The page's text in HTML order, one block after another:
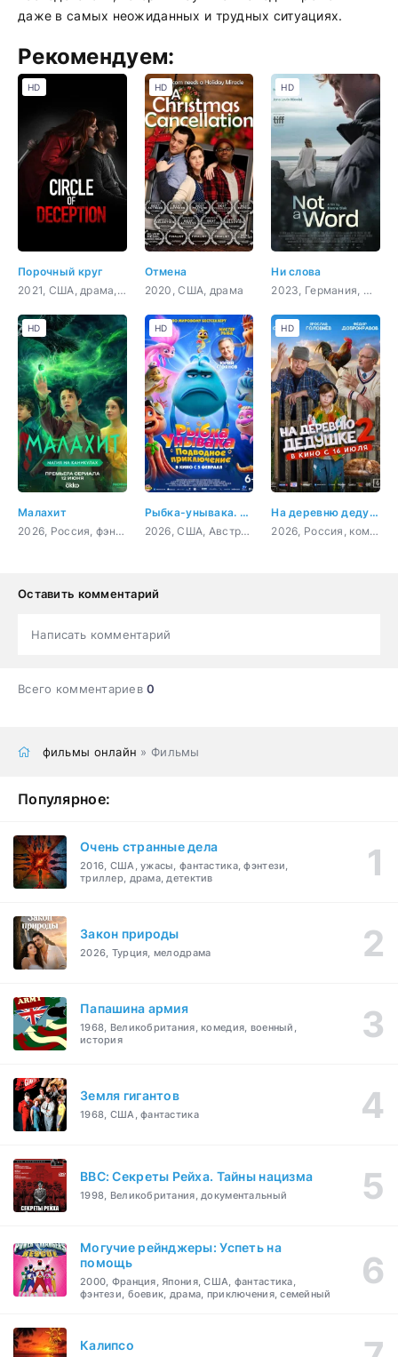
даже в самых неожиданных и трудных ситуациях.
Рекомендуем:
Порочный круг
2021, США, драма, криминал
HD
Отмена
2020, США, драма
HD
Ни слова
2023, Германия, Словения, Франция, драма
HD
Малахит
2026, Россия, фэнтези, приключения, семейный
HD
Рыбка-унывака. Подводное приключение
2026, США, Австралия, мультфильм, фэнтези, комедия, приключения, семейный
HD
На деревню дедушке 2
2026, Россия, комедия, семейный
HD
Оставить комментарий
Написать комментарий
Всего комментариев0
фильмы онлайн » Фильмы
Популярное:
Очень странные дела
2016, США, ужасы, фантастика, фэнтези,
триллер, драма, детектив
Закон природы
2026, Турция, мелодрама
Папашина армия
1968, Великобритания, комедия, военный,
история
Земля гигантов
1968, США, фантастика
BBC: Секреты Рейха. Тайны нацизма
1998, Великобритания, документальный
Могучие рейнджеры: Успеть на
помощь
2000, Франция, Япония, США, фантастика,
фэнтези, боевик, драма, приключения, семейный
Калипсо